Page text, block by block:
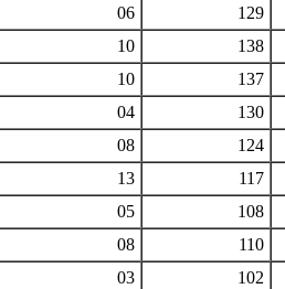
06 129
10 138
10 137
04 130
08 124
13 117
05 108
08 110
03 102